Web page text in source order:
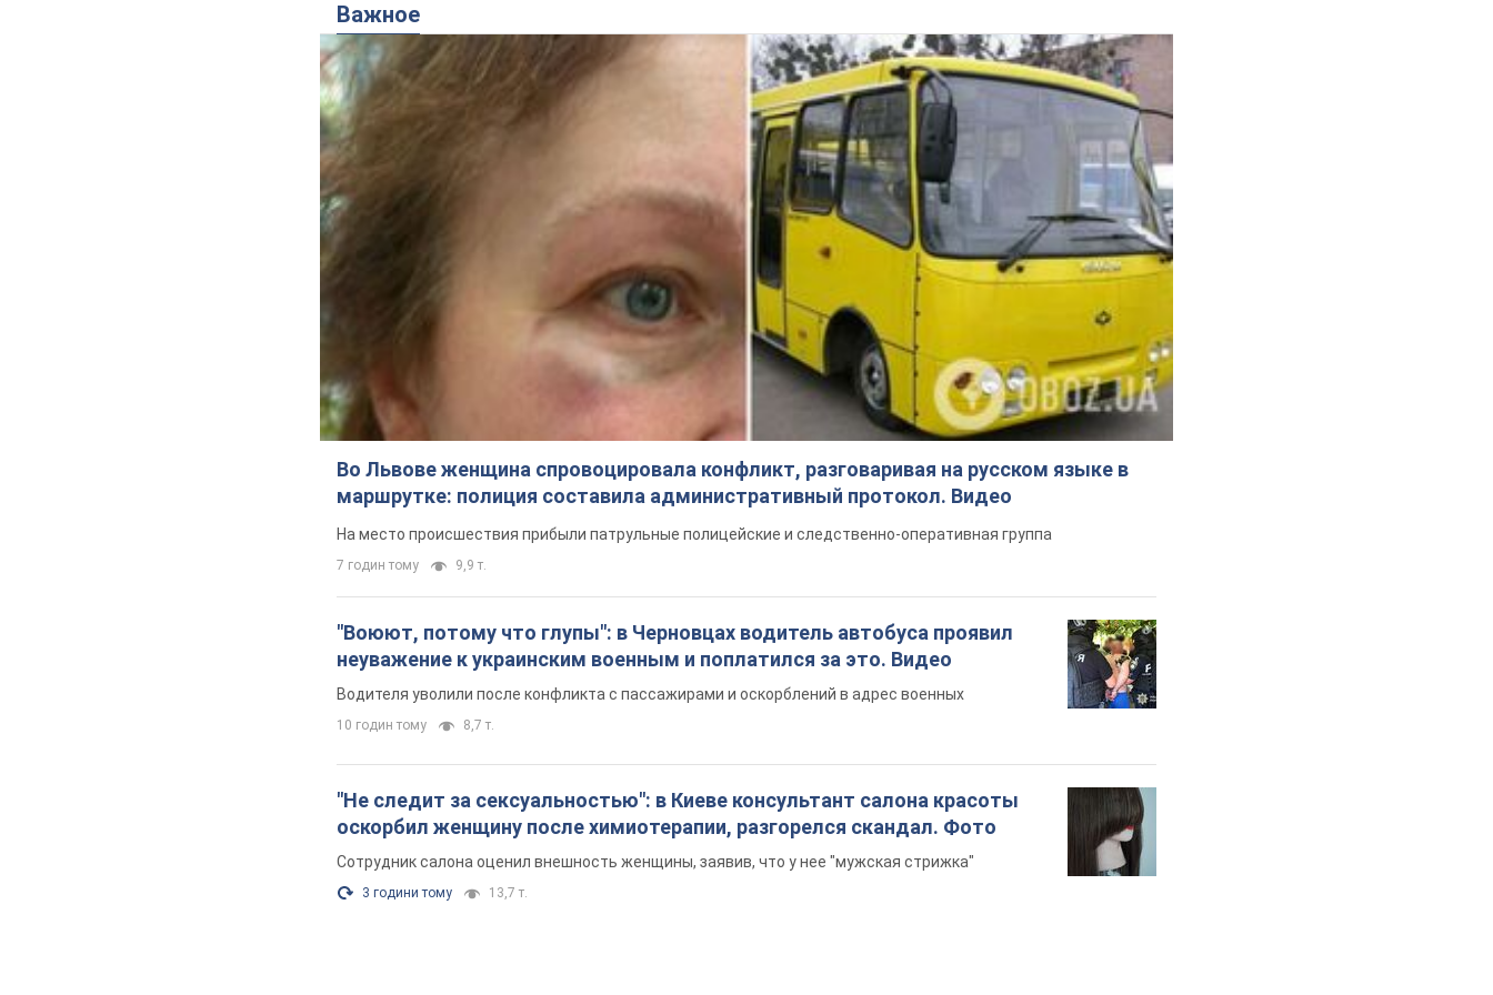
Важное
Во Львове женщина спровоцировала конфликт, разговаривая на русском языке в
маршрутке: полиция составила административный протокол. Видео
На место происшествия прибыли патрульные полицейские и следственно-оперативная группа
7 годин тому 9,9 т.
"Воюют, потому что глупы": в Черновцах водитель автобуса проявил
неуважение к украинским военным и поплатился за это. Видео
Водителя уволили после конфликта с пассажирами и оскорблений в адрес военных
10 годин тому 8,7 т.
"Не следит за сексуальностью": в Киеве консультант салона красоты
оскорбил женщину после химиотерапии, разгорелся скандал. Фото
Сотрудник салона оценил внешность женщины, заявив, что у нее "мужская стрижка"
3 години тому 13,7 т.